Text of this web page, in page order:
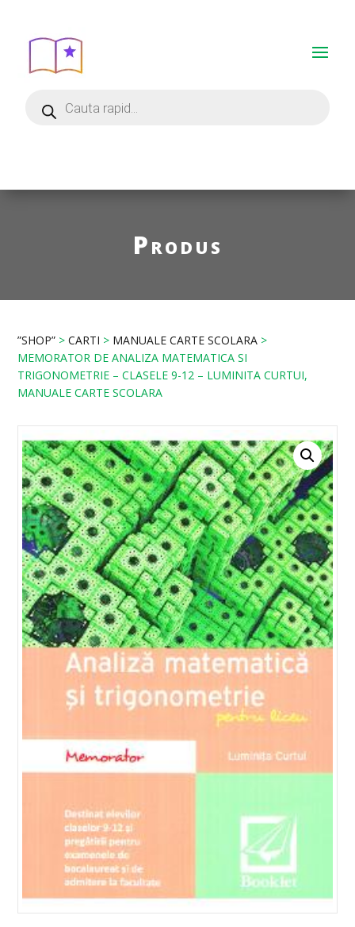
Produs
”SHOP” >CARTI > MANUALE CARTE SCOLARA >
MEMORATOR DE ANALIZA MATEMATICA SI
TRIGONOMETRIE – CLASELE 9-12 – LUMINITA CURTUI,
MANUALE CARTE SCOLARA